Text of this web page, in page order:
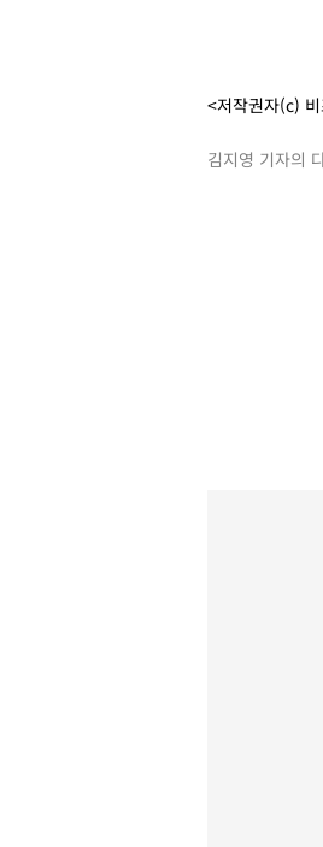
<저작권자(c)
김지영 기자의